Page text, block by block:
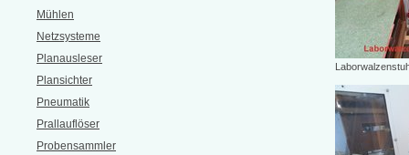
Mühlen
Netzsysteme
Planausleser
Plansichter
Pneumatik
Prallauflöser
Probensammler